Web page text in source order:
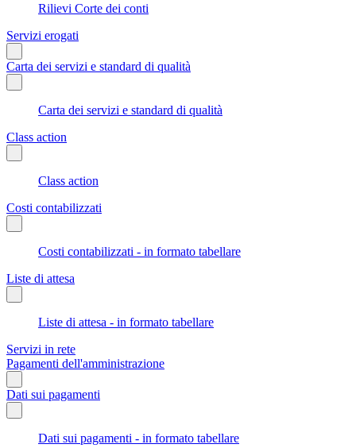
Rilievi Corte dei conti
Servizi erogati
Carta dei servizi e standard di qualità
Carta dei servizi e standard di qualità
Class action
Class action
Costi contabilizzati
Costi contabilizzati - in formato tabellare
Liste di attesa
Liste di attesa - in formato tabellare
Servizi in rete
Pagamenti dell'amministrazione
Dati sui pagamenti
Dati sui pagamenti - in formato tabellare